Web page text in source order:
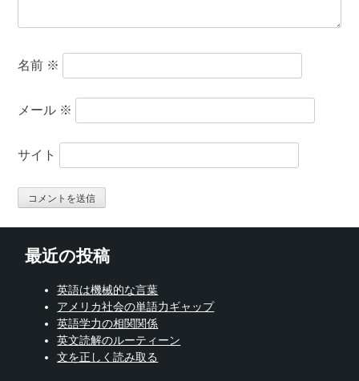
名前 ※
メール ※
サイト
最近の投稿
英語は機械的な言葉
アメリカ社会の単語力ギャップ
英語学力の相関関係
英文読解のルーティーン
文を正しく読み取る